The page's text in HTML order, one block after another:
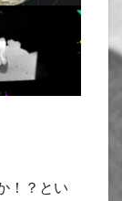
！？とい